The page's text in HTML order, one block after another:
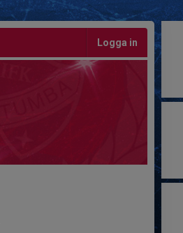
Logga in